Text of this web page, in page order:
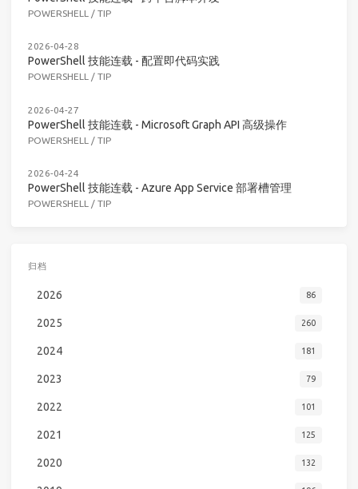
POWERSHELL / TIP
2026-04-28
PowerShell 技能连载 - 配置即代码实践
POWERSHELL / TIP
2026-04-27
PowerShell 技能连载 - Microsoft Graph API 高级操作
POWERSHELL / TIP
2026-04-24
PowerShell 技能连载 - Azure App Service 部署槽管理
POWERSHELL / TIP
归档
2026 86
2025 260
2024 181
2023 79
2022 101
2021 125
2020 132